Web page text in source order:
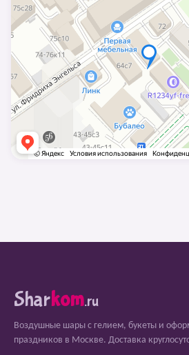
Sharkom.ru
Воздушные шары с гелием, букеты и
праздников в Москве. Доставка